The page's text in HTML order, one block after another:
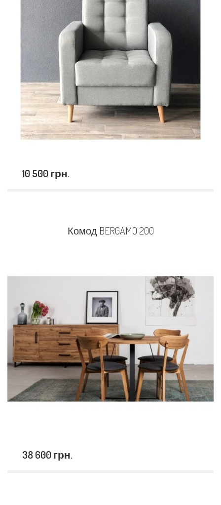
10 500 грн.
Комод BERGAMO 200
38 600 грн.